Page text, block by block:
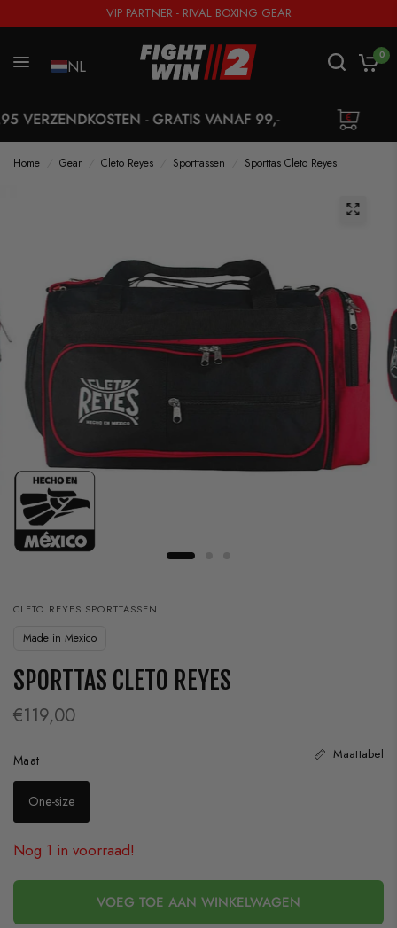
VIP PARTNER - RIVAL BOXING GEAR
NL
0
- GRATIS VANAF 99,- MINIMUM
Home Gear Cleto Reyes Sporttassen Sporttas Cleto Reyes
CLETO REYES SPORTTASSEN
Made in Mexico
SPORTTAS CLETO REYES
€119,00
Maat
Maat Maattabel
One-size
Nog 1 in voorraad!
VOEG TOE AAN WINKELWAGEN